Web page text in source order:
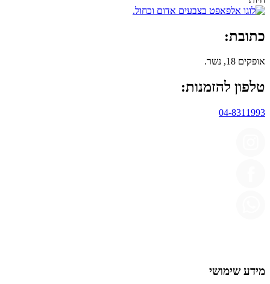
כתובת:
אופקים 18, נשר.
טלפון להזמנות:
04-8311993
מידע שימושי